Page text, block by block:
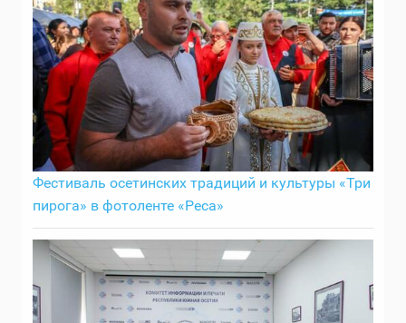
Фестиваль осетинских традиций и культуры «Три
пирога» в фотоленте «Реса»